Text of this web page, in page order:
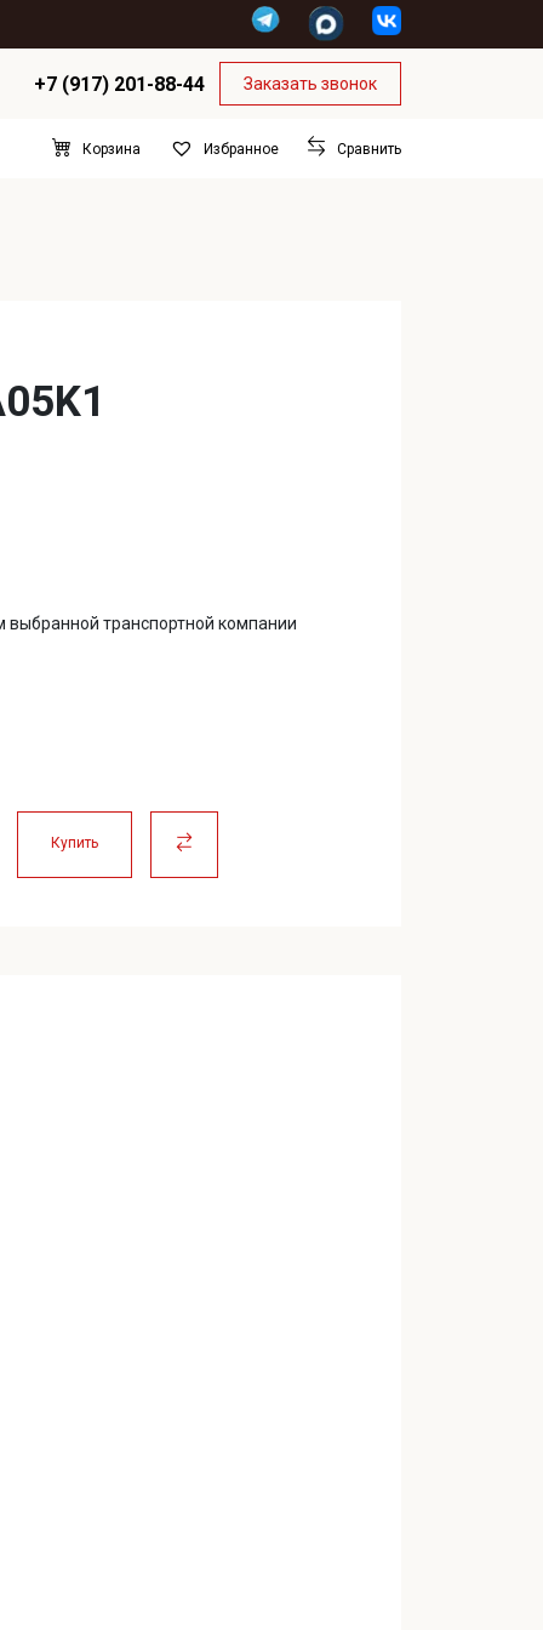
+7 (917) 201-88-44 Заказать звонок
Корзина Избранное Сравнить
выбранной транспортной компании
Купить